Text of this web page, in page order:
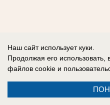
Наш сайт использует куки.
Продолжая его использовать,
файлов cookie и